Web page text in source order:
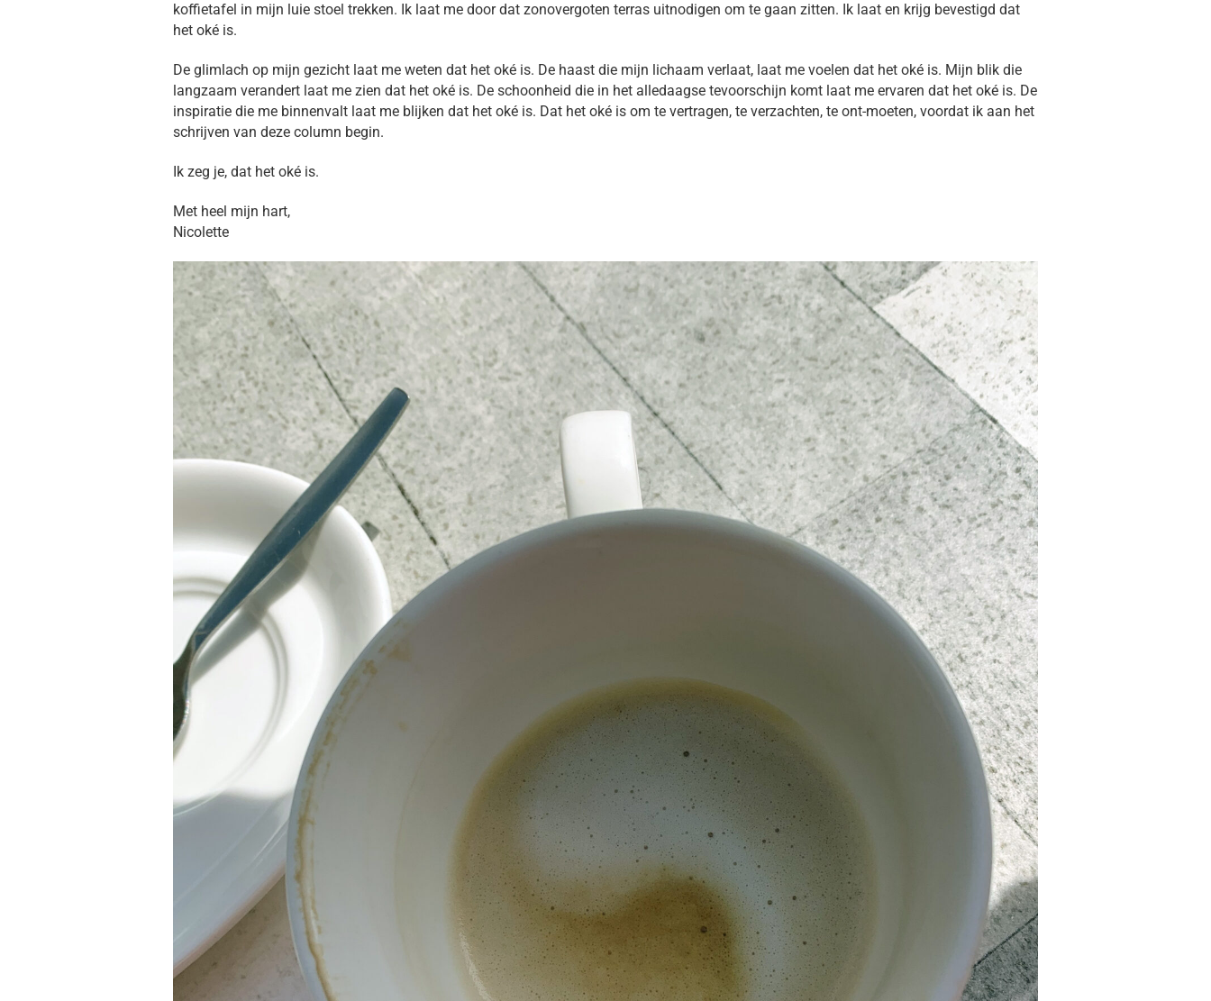
koffietafel in mijn luie stoel trekken. Ik laat me door dat zonovergoten terras uitnodigen om te gaan zitten. Ik laat en krijg bevestigd dat
het oké is.
De glimlach op mijn gezicht laat me weten dat het oké is. De haast die mijn lichaam verlaat, laat me voelen dat het oké is. Mijn blik die
langzaam verandert laat me zien dat het oké is. De schoonheid die in het alledaagse tevoorschijn komt laat me ervaren dat het oké is. De
inspiratie die me binnenvalt laat me blijken dat het oké is. Dat het oké is om te vertragen, te verzachten, te ont-moeten, voordat ik aan het
schrijven van deze column begin.
Ik zeg je, dat het oké is.
Met heel mijn hart,
Nicolette